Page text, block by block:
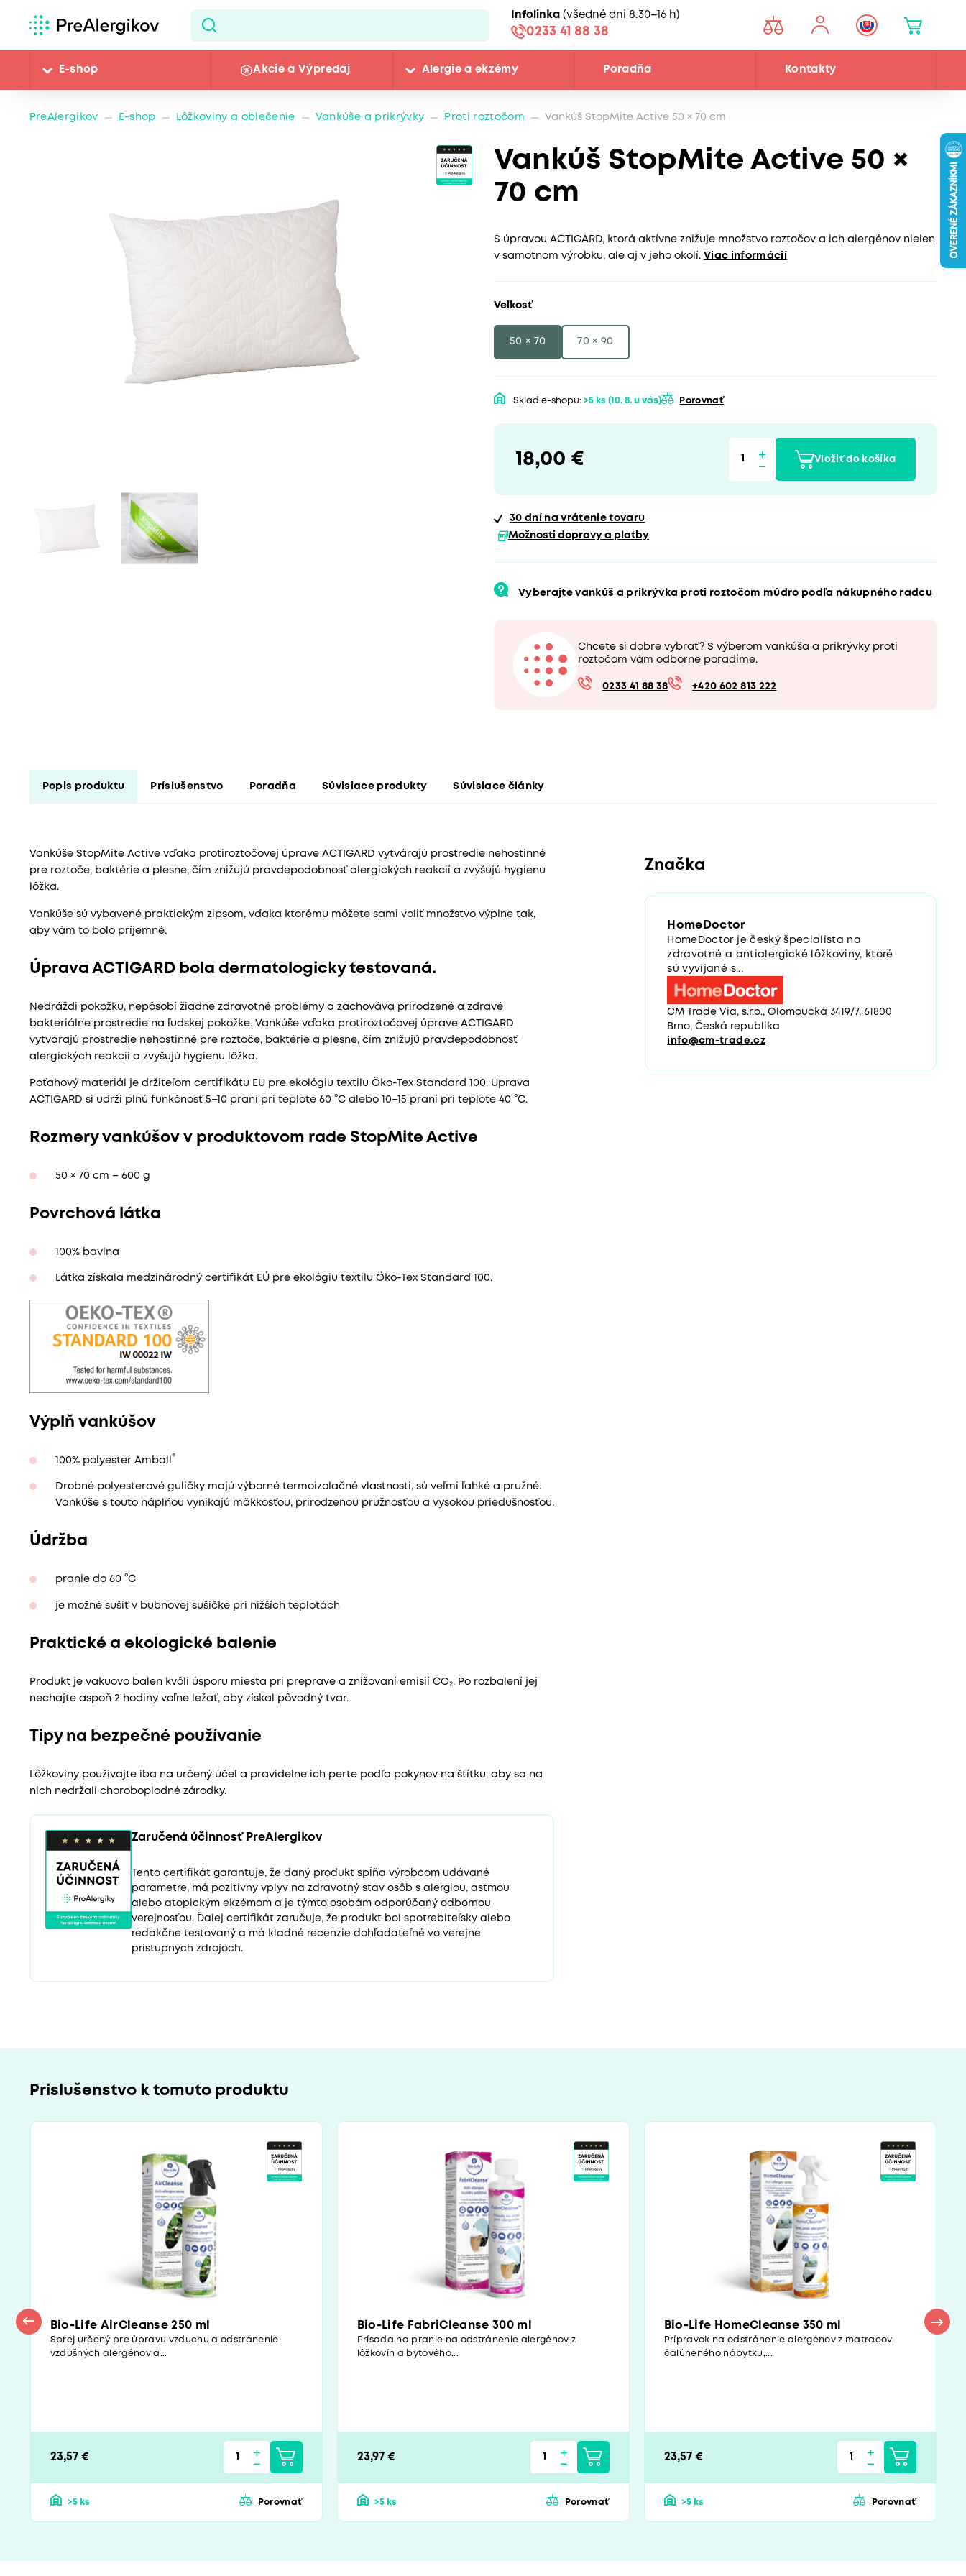
Infolinka (všedné dni 8.30–16 h)
0233 41 88 38
E-shop Akcie a Výpredaj Alergie a ekzémy Poradňa Kontakty
PreAlergikov E-shop Lôžkoviny a oblečenie Vankúše a prikrývky Proti roztočom Vankúš StopMite Active 50 × 70 cm
Vankúš StopMite Active 50 ×
70 cm
S úpravou ACTIGARD, ktorá aktívne znižuje množstvo roztočov a ich alergénov nielen
v samotnom výrobku, ale aj v jeho okolí. Viac informácií
Veľkosť
50 × 70 70 × 90
Sklad e-shopu: >5 ks (10. 8. u vás) Porovnať
18,00 € Vložiť do košíka
30 dní na vrátenie tovaru
Možnosti dopravy a platby
Vyberajte vankúš a prikrývka proti roztočom múdro podľa nákupného radcu
Chcete si dobre vybrať? S výberom vankúša a prikrývky proti
roztočom vám odborne poradíme.
0233 41 88 38 +420 602 813 222
Popis produktu Príslušenstvo Poradňa Súvisiace produkty Súvisiace články
Vankúše StopMite Active vďaka protiroztočovej úprave ACTIGARD vytvárajú prostredie nehostinné
pre roztoče, baktérie a plesne, čím znižujú pravdepodobnosť alergických reakcií a zvyšujú hygienu
lôžka.
Vankúše sú vybavené praktickým zipsom, vďaka ktorému môžete sami voliť množstvo výplne tak,
aby vám to bolo príjemné.
Úprava ACTIGARD bola dermatologicky testovaná.
Nedráždi pokožku, nepôsobí žiadne zdravotné problémy a zachováva prirodzené a zdravé
bakteriálne prostredie na ľudskej pokožke. Vankúše vďaka protiroztočovej úprave ACTIGARD
vytvárajú prostredie nehostinné pre roztoče, baktérie a plesne, čím znižujú pravdepodobnosť
alergických reakcií a zvyšujú hygienu lôžka.
Poťahový materiál je držiteľom certifikátu EU pre ekológiu textilu Öko-Tex Standard 100. Úprava
ACTIGARD si udrží plnú funkčnosť 5–10 praní pri teplote 60 °C alebo 10–15 praní pri teplote 40 °C.
Rozmery vankúšov v produktovom rade StopMite Active
50 × 70 cm – 600 g
Povrchová látka
100% bavlna
Látka získala medzinárodný certifikát EÚ pre ekológiu textilu Öko-Tex Standard 100.
Výplň vankúšov
100% polyester Amball ®
Drobné polyesterové guličky majú výborné termoizolačné vlastnosti, sú veľmi ľahké a pružné.
Vankúše s touto náplňou vynikajú mäkkosťou, prirodzenou pružnosťou a vysokou priedušnosťou.
Údržba
pranie do 60 °C
je možné sušiť v bubnovej sušičke pri nižších teplotách
Praktické a ekologické balenie
Produkt je vakuovo balen kvôli úsporu miesta pri preprave a znižovaní emisií CO₂. Po rozbalení jej
nechajte aspoň 2 hodiny voľne ležať, aby získal pôvodný tvar.
Tipy na bezpečné používanie
Lôžkoviny používajte iba na určený účel a pravidelne ich perte podľa pokynov na štítku, aby sa na
nich nedržali choroboplodné zárodky.
Zaručená účinnosť PreAlergikov
Tento certifikát garantuje, že daný produkt spĺňa výrobcom udávané
parametre, má pozitívny vplyv na zdravotný stav osôb s alergiou, astmou
alebo atopickým ekzémom a je týmto osobám odporúčaný odbornou
verejnosťou. Ďalej certifikát zaručuje, že produkt bol spotrebiteľsky alebo
redakčne testovaný a má kladné recenzie dohľadateľné vo verejne
prístupných zdrojoch.
Značka
HomeDoctor
HomeDoctor je český špecialista na
zdravotné a antialergické lôžkoviny, ktoré
sú vyvíjané s...
CM Trade Via, s.r.o., Olomoucká 3419/7, 61800
Brno, Česká republika
info@cm-trade.cz
Príslušenstvo k tomuto produktu
Bio-Life AirCleanse 250 ml
Sprej určený pre úpravu vzduchu a odstránenie
vzdušných alergénov a...
23,57 €
>5 ks Porovnať
Bio-Life FabriCleanse 300 ml
Prísada na pranie na odstránenie alergénov z
lôžkovín a bytového...
23,97 €
>5 ks Porovnať
Bio-Life HomeCleanse 350 ml
Prípravok na odstránenie alergénov z matracov,
čalúneného nábytku,...
23,57 €
>5 ks Porovnať